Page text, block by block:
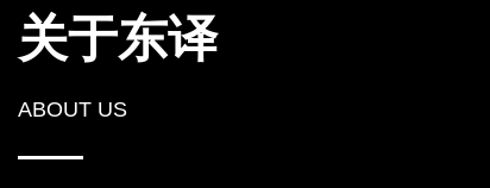
关于东译
ABOUT US